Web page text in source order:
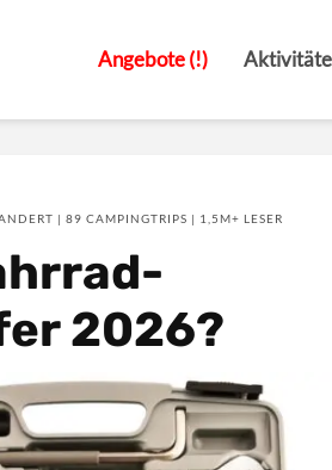
Angebote (!)
| 89 CAMPINGTRIPS | 1,5M+ LESER
2026?